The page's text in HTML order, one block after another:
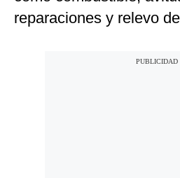
reparaciones y relevo